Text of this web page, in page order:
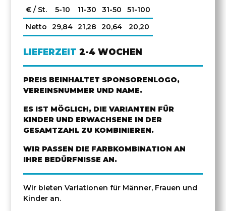
€ / St. 5-10 11-30 31-50
51-100
Netto
29,84 21,28 20,64 20,20
LIEFERZEIT 2-4 WOCHEN
PREIS BEINHALTET SPONSORENLOGO,
VEREINSNUMMER UND NAME.
ES IST MÖGLICH, DIE VARIANTEN FÜR
KINDER UND ERWACHSENE IN DER
GESAMTZAHL ZU KOMBINIEREN.
WIR PASSEN DIE FARBKOMBINATION AN
IHRE BEDÜRFNISSE AN.
Wir bieten Variationen für Männer, Frauen und
Kinder an.